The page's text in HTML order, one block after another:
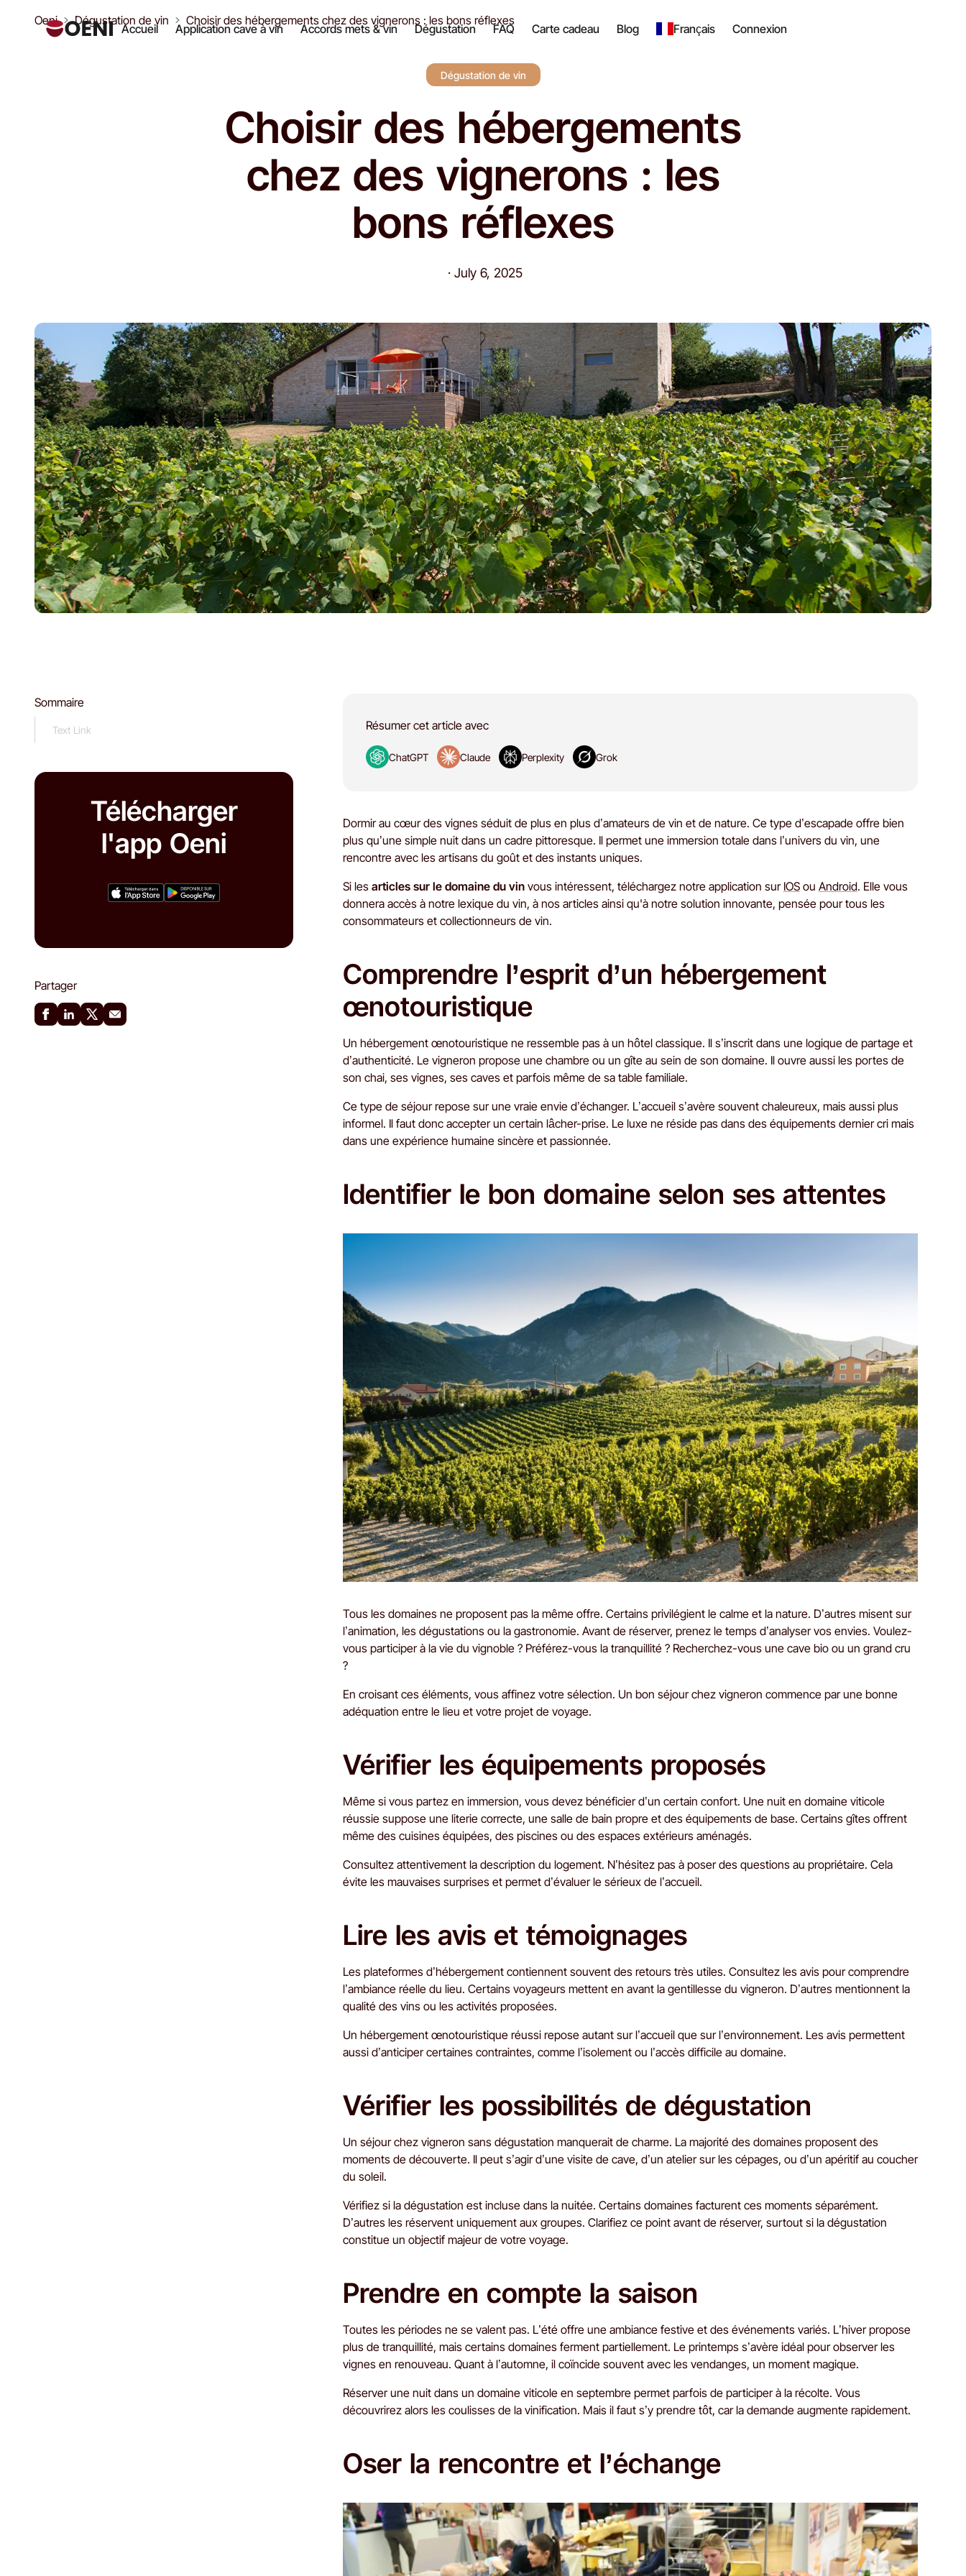
Accueil Application cave à vin Accords mets & vin Dégustation FAQ Carte cadeau Blog Français Connexion
Oeni Dégustation de vin Choisir des hébergements chez des vignerons : les bons réflexes
Dégustation de vin
Choisir des hébergements
chez des vignerons : les
bons réflexes
· July 6, 2025
Sommaire
Text Link
Télécharger
l'app Oeni
Partager
Résumer cet article avec
ChatGPT Claude Perplexity Grok
Dormir au cœur des vignes séduit de plus en plus d’amateurs de vin et de nature. Ce type d’escapade offre bien
plus qu’une simple nuit dans un cadre pittoresque. Il permet une immersion totale dans l’univers du vin, une
rencontre avec les artisans du goût et des instants uniques.
Si les articles sur le domaine du vinvous intéressent, téléchargez notre application sur IOSou Android. Elle vous
donnera accès à notre lexique du vin, à nos articles ainsi qu'à notre solution innovante, pensée pour tous les
consommateurs et collectionneurs de vin.
Comprendre l’esprit d’un hébergement
œnotouristique
Un hébergement œnotouristique ne ressemble pas à un hôtel classique. Il s’inscrit dans une logique de partage et
d’authenticité. Le vigneron propose une chambre ou un gîte au sein de son domaine. Il ouvre aussi les portes de
son chai, ses vignes, ses caves et parfois même de sa table familiale.
Ce type de séjour repose sur une vraie envie d’échanger. L’accueil s’avère souvent chaleureux, mais aussi plus
informel. Il faut donc accepter un certain lâcher-prise. Le luxe ne réside pas dans des équipements dernier cri mais
dans une expérience humaine sincère et passionnée.
Identifier le bon domaine selon ses attentes
Tous les domaines ne proposent pas la même offre. Certains privilégient le calme et la nature. D’autres misent sur
l’animation, les dégustations ou la gastronomie. Avant de réserver, prenez le temps d’analyser vos envies. Voulez-
vous participer à la vie du vignoble ? Préférez-vous la tranquillité ? Recherchez-vous une cave bio ou un grand cru
?
En croisant ces éléments, vous affinez votre sélection. Un bon séjour chez vigneron commence par une bonne
adéquation entre le lieu et votre projet de voyage.
Vérifier les équipements proposés
Même si vous partez en immersion, vous devez bénéficier d’un certain confort. Une nuit en domaine viticole
réussie suppose une literie correcte, une salle de bain propre et des équipements de base. Certains gîtes offrent
même des cuisines équipées, des piscines ou des espaces extérieurs aménagés.
Consultez attentivement la description du logement. N’hésitez pas à poser des questions au propriétaire. Cela
évite les mauvaises surprises et permet d’évaluer le sérieux de l’accueil.
Lire les avis et témoignages
Les plateformes d’hébergement contiennent souvent des retours très utiles. Consultez les avis pour comprendre
l’ambiance réelle du lieu. Certains voyageurs mettent en avant la gentillesse du vigneron. D’autres mentionnent la
qualité des vins ou les activités proposées.
Un hébergement œnotouristique réussi repose autant sur l’accueil que sur l’environnement. Les avis permettent
aussi d’anticiper certaines contraintes, comme l’isolement ou l’accès difficile au domaine.
Vérifier les possibilités de dégustation
Un séjour chez vigneron sans dégustation manquerait de charme. La majorité des domaines proposent des
moments de découverte. Il peut s’agir d’une visite de cave, d’un atelier sur les cépages, ou d’un apéritif au coucher
du soleil.
Vérifiez si la dégustation est incluse dans la nuitée. Certains domaines facturent ces moments séparément.
D’autres les réservent uniquement aux groupes. Clarifiez ce point avant de réserver, surtout si la dégustation
constitue un objectif majeur de votre voyage.
Prendre en compte la saison
Toutes les périodes ne se valent pas. L’été offre une ambiance festive et des événements variés. L’hiver propose
plus de tranquillité, mais certains domaines ferment partiellement. Le printemps s’avère idéal pour observer les
vignes en renouveau. Quant à l’automne, il coïncide souvent avec les vendanges, un moment magique.
Réserver une nuit dans un domaine viticole en septembre permet parfois de participer à la récolte. Vous
découvrirez alors les coulisses de la vinification. Mais il faut s’y prendre tôt, car la demande augmente rapidement.
Oser la rencontre et l’échange